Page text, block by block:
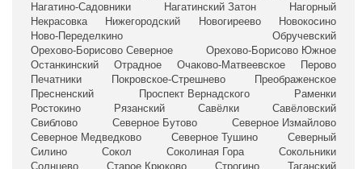
Нагатино-Садовники
Нагатинский Затон
Нагорный
Некрасовка
Нижегородский Новогиреево
Новокосино
Ново-Переделкино
Обручевский
Орехово-Борисово Северное
Орехово-Борисово Южное
Останкинский
Отрадное Очаково-Матвеевское
Перово
Печатники
Покровское-Стрешнево
Преображенское
Пресненский
Проспект Вернадского
Раменки
Ростокино
Рязанский Савёлки
Савёловский
Свиблово
Северное Бутово
Северное Измайлово
Северное Медведково
Северное Тушино
Северный
Силино
Сокол Соколиная Гора
Сокольники
Солнцево
Старое Крюково Строгино
Таганский